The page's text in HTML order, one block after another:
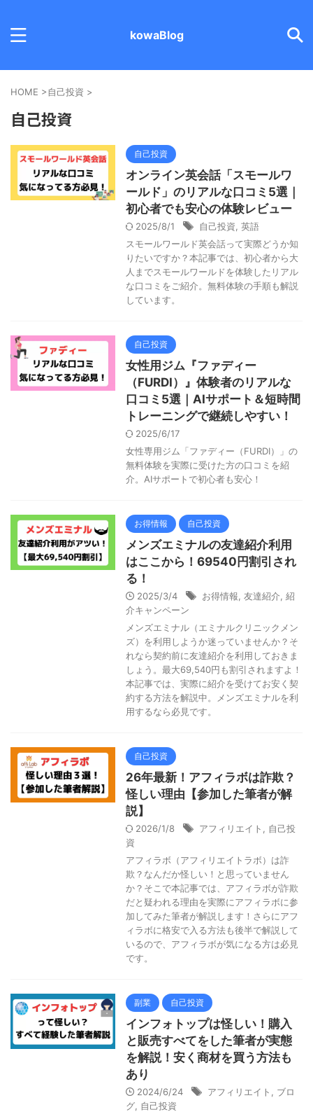
kowaBlog
HOME >自己投資 >
自己投資
自己投資
オンライン英会話「スモールワ
ールド」のリアルな口コミ5選｜
初心者でも安心の体験レビュー
2025/8/1 自己投資 英語
スモールワールド英会話って実際どうか知
りたいですか？本記事では、初心者から大
人までスモールワールドを体験したリアル
な口コミをご紹介。無料体験の手順も解説
しています。
自己投資
女性用ジム『ファディー
（FURDI）』体験者のリアルな
口コミ5選｜AIサポート＆短時間
トレーニングで継続しやすい！
2025/6/17
女性専用ジム「ファディー（FURDI）」の
無料体験を実際に受けた方の口コミを紹
介。AIサポートで初心者も安心！
お得情報 自己投資
メンズエミナルの友達紹介利用
はここから！69540円割引され
る！
2025/3/4 お得情報 友達紹介 紹
介キャンペーン
メンズエミナル（エミナルクリニックメン
ズ）を利用しようか迷っていませんか？そ
れなら契約前に友達紹介を利用しておきま
しょう。最大69,540円も割引されますよ！
本記事では、実際に紹介を受けてお安く契
約する方法を解説中。メンズエミナルを利
用するなら必見です。
自己投資
26年最新！アフィラボは詐欺？
怪しい理由【参加した筆者が解
説】
2026/1/8 アフィリエイト
自己投
資
アフィラボ（アフィリエイトラボ）は詐
欺？なんだか怪しい！と思っていません
か？そこで本記事では、アフィラボが詐欺
だと疑われる理由を実際にアフィラボに参
加してみた筆者が解説します！さらにアフ
ィラボに格安で入る方法も後半で解説して
いるので、アフィラボが気になる方は必見
です。
副業 自己投資
インフォトップは怪しい！購入
と販売すべてをした筆者が実態
を解説！安く商材を買う方法も
あり
2024/6/24 アフィリエイト
ブロ
グ 自己投資